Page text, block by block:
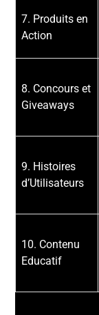
7. Produits en
Action
8. Concours et
Giveaways
9. Histoires
d’Utilisateurs
10. Contenu
Educatif